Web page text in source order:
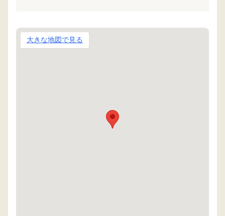
大きな地図で見る